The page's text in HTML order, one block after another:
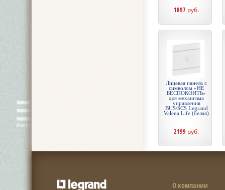
1897 руб.
Лицевая панель с
символом «НЕ
БЕСПОКОИТЬ»
для механизма
управления
BUS/SCS Legrand
Valena Life (белая)
2199 руб.
О компании